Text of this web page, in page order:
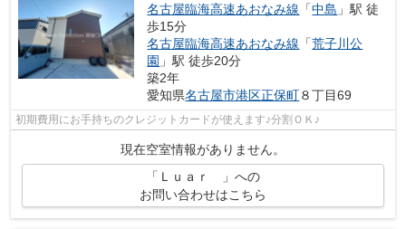
名古屋臨海高速あおなみ線 「中島 」駅 徒
歩15分
名古屋臨海高速あおなみ線 「荒子川公
園 」駅 徒歩20分
築2年
愛知県名古屋市港区正保町８丁目69
初期費用にお手持ちのクレジットカードが使えます♪分割ＯＫ♪
現在空室情報がありません。
「Ｌｕａｒ 」への
お問い合わせはこちら